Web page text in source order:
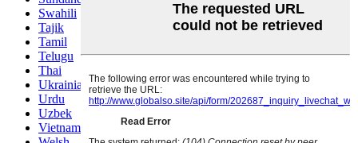
Swahili
Tajik
Tamil
Telugu
Thai
Ukrainian
Urdu
Uzbek
Vietnamese